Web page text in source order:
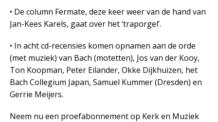
• De column Fermate, deze keer weer van de hand van
Jan-Kees Karels, gaat over het ‘traporgel’.
• In acht cd-recensies komen opnamen aan de orde
(met muziek) van Bach (motetten), Jos van der Kooy,
Ton Koopman, Peter Eilander, Okke Dijkhuizen, het
Bach Collegium Japan, Samuel Kummer (Dresden) en
Gerrie Meijers.
Neem nu een proefabonnement op Kerk en Muziek